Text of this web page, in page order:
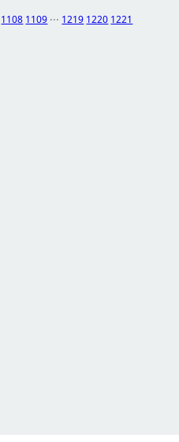
1108 1109 ⋅⋅⋅ 1219 1220 1221